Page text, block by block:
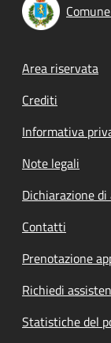
Footer
Area riservata
Crediti
Informativa
Note legali
Dichiarazione
Contatti
Prenotazione
Richiedi
Statistiche del